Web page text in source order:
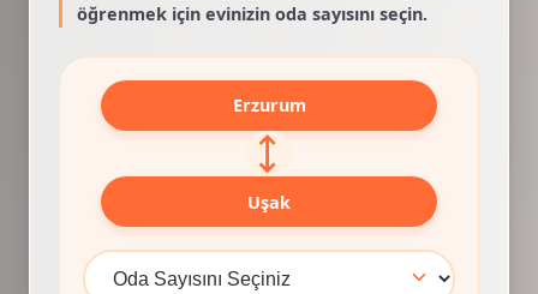
öğrenmek için evinizin oda sayısını seçin.
Erzurum
⟷
Uşak